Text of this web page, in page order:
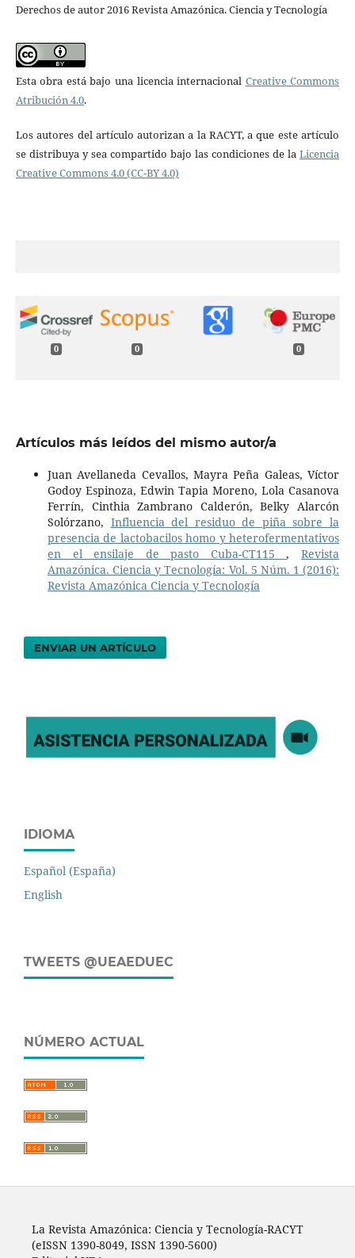
Derechos de autor 2016 Revista Amazónica. Ciencia y Tecnología
Esta obra está bajo una licencia internacional Creative Commons
Atribución 4.0.
Los autores del artículo autorizan a la RACYT, a que este artículo
se distribuya y sea compartido bajo las condiciones de laLicencia
Creative Commons 4.0 (CC-BY 4.0)
0 0 0
Artículos más leídos del mismo autor/a
Juan Avellaneda Cevallos, Mayra Peña Galeas, Víctor
Godoy Espinoza, Edwin Tapia Moreno, Lola Casanova
Ferrín, Cinthia Zambrano Calderón, Belky Alarcón
Solórzano, Influencia del residuo de piña sobre la
presencia de lactobacilos homo y heterofermentativos
en el ensilaje de pasto Cuba-CT115,Revista
Amazónica. Ciencia y Tecnología: Vol. 5 Núm. 1 (2016):
Revista Amazónica Ciencia y Tecnología
ENVIAR UN ARTÍCULO
IDIOMA
Español (España)
English
TWEETS @UEAEDUEC
NÚMERO ACTUAL
La Revista Amazónica: Ciencia y Tecnología-RACYT
(eISSN 1390-8049, ISSN 1390-5600)